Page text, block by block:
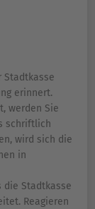
Stadtkasse
erinnert.
werden Sie
schriftlich
wird sich die
in
die Stadtkasse
Reagieren